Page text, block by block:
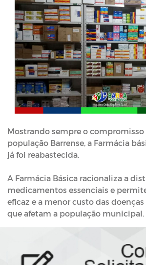
Mostrando sempre o compromisso
população Barrense, a Farmácia
já foi reabastecida.
A Farmácia Básica racionaliza a
medicamentos essenciais e
eficaz e a menor custo das
que afetam a população municipal.